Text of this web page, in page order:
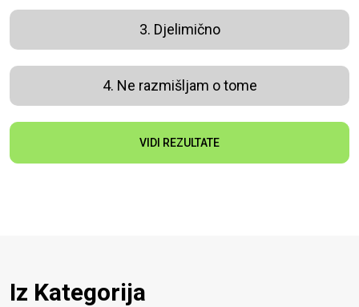
3. Djelimično
4. Ne razmišljam o tome
VIDI REZULTATE
Iz Kategorija